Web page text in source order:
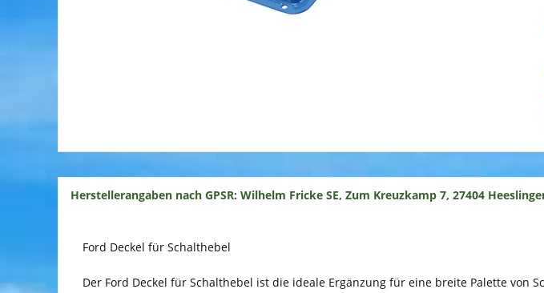
Herstellerangaben nach GPSR: Wilhelm Fricke SE, Zum Kreuzkamp 7, 27404
Ford Deckel für Schalthebel
Der Ford Deckel für Schalthebel ist die ideale Ergänzung für eine breite Palette von